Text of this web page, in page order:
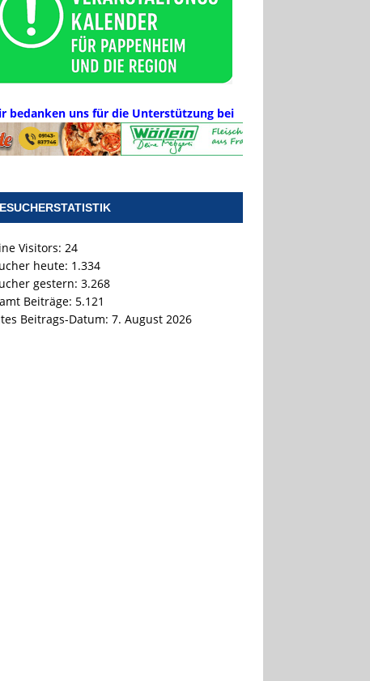
bedanken uns für die Unterstützung bei
Visitors: 24
heute: 1.334
gestern: 3.268
Beiträge: 5.121
Beitrags-Datum: 7. August 2026